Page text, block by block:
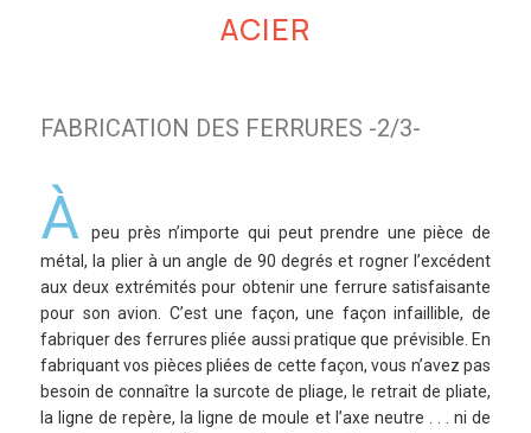
ACIER
FABRICATION DES FERRURES -2/3-
À
peu près n’importe qui peut prendre une pièce de
métal, la plier à un angle de 90 degrés et rogner l’excédent
aux deux extrémités pour obtenir une ferrure satisfaisante
pour son avion. C’est une façon, une façon infaillible, de
fabriquer des ferrures pliée aussi pratique que prévisible. En
fabriquantvos pièces pliées de cette façon, vous n’avez pas
besoin de connaître la surcote de pliage, le retrait de pliate,
la ligne de repère, la ligne de moule et l’axe neutre . . . ni de